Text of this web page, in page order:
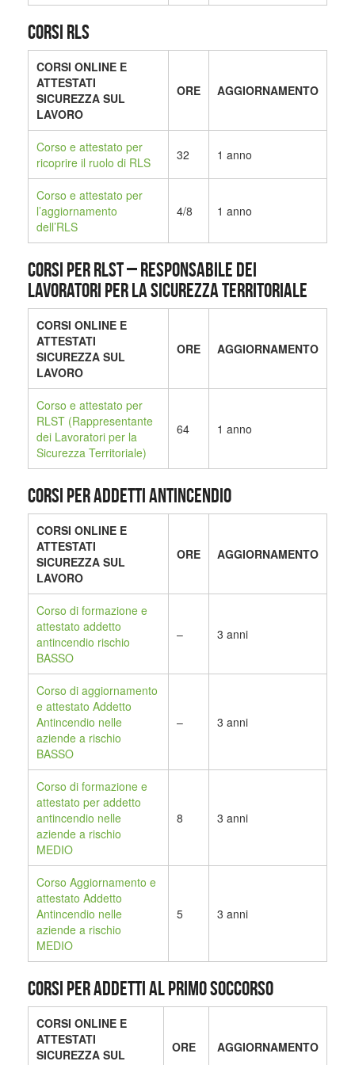
CORSI RLS
CORSI ONLINE E
ATTESTATI
SICUREZZA SUL
LAVORO
ORE AGGIORNAMENTO
Corso e attestato per
ricoprire il ruolo di RLS
32 1 anno
Corso e attestato per
l’aggiornamento
dell’RLS
4/8 1 anno
CORSI PER RLST – Responsabile dei
Lavoratori per la Sicurezza Territoriale
CORSI ONLINE E
ATTESTATI
SICUREZZA SUL
LAVORO
ORE AGGIORNAMENTO
Corso e attestato per
RLST (Rappresentante
dei Lavoratori per la
Sicurezza Territoriale)
64 1 anno
CORSI PER ADDETTI ANTINCENDIO
CORSI ONLINE E
ATTESTATI
SICUREZZA SUL
LAVORO
ORE AGGIORNAMENTO
Corso di formazione e
attestato addetto
antincendio rischio
BASSO
– 3 anni
Corso di aggiornamento
e attestato Addetto
Antincendio nelle
aziende a rischio
BASSO
– 3 anni
Corso di formazione e
attestato per addetto
antincendio nelle
aziende a rischio
MEDIO
8 3 anni
Corso Aggiornamento e
attestato Addetto
Antincendio nelle
aziende a rischio
MEDIO
5 3 anni
CORSI PER ADDETTI AL PRIMO SOCCORSO
CORSI ONLINE E
ATTESTATI
SICUREZZA SUL
ORE AGGIORNAMENTO